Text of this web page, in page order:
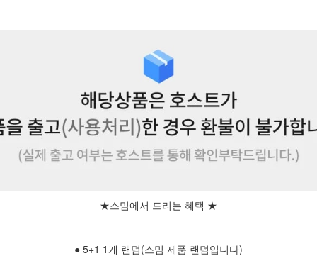
★스밈에서 드리는 혜택 ★
● 5+1 1개 랜덤(스밈 제품 랜덤입니다)